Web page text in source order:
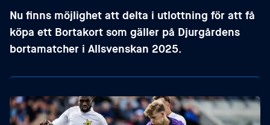
Nu finns möjlighet att delta i utlottning för att få
köpa ett Bortakort som gäller på Djurgårdens
bortamatcher i Allsvenskan 2025.